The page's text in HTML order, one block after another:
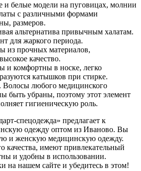
и белые модели на пуговицах, молнии
с различными формами
размеров.
альтернатива привычным халатам.
для жаркого периода.
из прочных материалов,
качество.
и комфортны в носке, легко
катышков при стирке.
Волосы любого медицинского
быть убраны, поэтому этот элемент
гигиеническую роль.
спецодежда» предлагает к
одежду оптом из Иваново. Вы
и женскую медицинскую одежду.
качества, имеют привлекательный
и удобны в использовании.
на нашем сайте и убедитесь в этом!